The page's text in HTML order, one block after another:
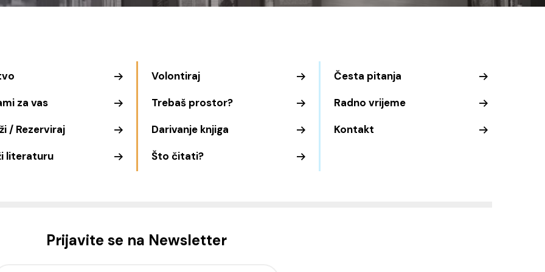
za vas
/ Rezerviraj
literaturu
Volontiraj
Trebaš prostor?
Darivanje knjiga
Što čitati?
Česta pitanja
Radno vrijeme
Kontakt
Prijavite se na Newsletter